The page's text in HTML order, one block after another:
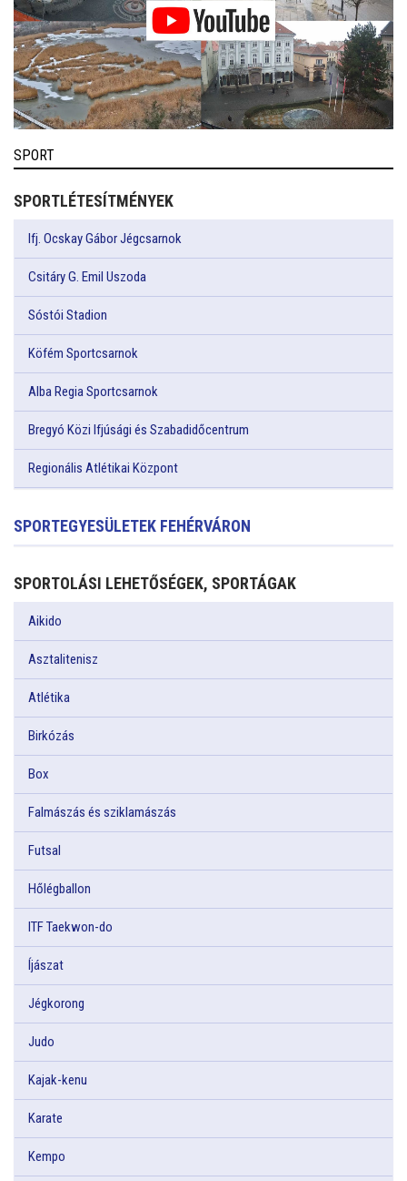
SPORT
SPORTLÉTESÍTMÉNYEK
Ifj. Ocskay Gábor Jégcsarnok
Csitáry G. Emil Uszoda
Sóstói Stadion
Köfém Sportcsarnok
Alba Regia Sportcsarnok
Bregyó Közi Ifjúsági és Szabadidőcentrum
Regionális Atlétikai Központ
SPORTEGYESÜLETEK FEHÉRVÁRON
SPORTOLÁSI LEHETŐSÉGEK, SPORTÁGAK
Aikido
Asztalitenisz
Atlétika
Birkózás
Box
Falmászás és sziklamászás
Futsal
Hőlégballon
ITF Taekwon-do
Íjászat
Jégkorong
Judo
Kajak-kenu
Karate
Kempo